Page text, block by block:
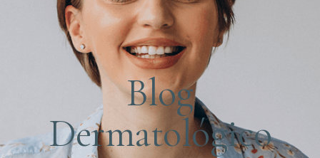
Blog
Dermatológico